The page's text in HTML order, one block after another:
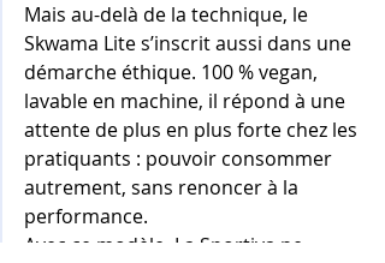
Mais au-delà de la technique, le
Skwama Lite s’inscrit aussi dans une
démarche éthique. 100 % vegan,
lavable en machine, il répond à une
attente de plus en plus forte chez les
pratiquants : pouvoir consommer
autrement, sans renoncer à la
performance.
Avec ce modèle, La Sportiva ne